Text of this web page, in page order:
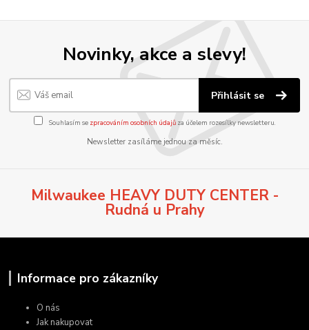
Novinky, akce a slevy!
Přihlásit se
Souhlasím se zpracováním osobních údajůza účelem rozesílky newsletteru.
Newsletter zasíláme jednou za měsíc.
Milwaukee HEAVY DUTY CENTER -
Rudná u Prahy
Informace pro zákazníky
O nás
Jak nakupovat